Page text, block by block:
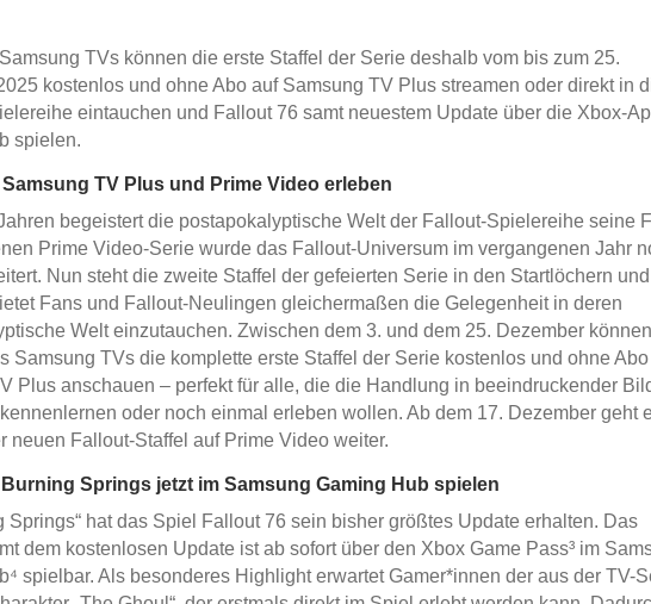
TVs können die erste Staffel der Serie deshalb vom bis zum 25.
kostenlos und ohne Abo auf Samsung TV Plus streamen oder direkt in
eintauchen und Fallout 76 samt neuestem Update über die Xbox-
spielen.
TV Plus und Prime Video erleben
begeistert die postapokalyptische Welt der Fallout-Spielereihe seine
Prime Video-Serie wurde das Fallout-Universum im vergangenen Jahr
Nun steht die zweite Staffel der gefeierten Serie in den Startlöchern und
Fans und Fallout-Neulingen gleichermaßen die Gelegenheit in deren
Welt einzutauchen. Zwischen dem 3. und dem 25. Dezember können
Samsung TVs die komplette erste Staffel der Serie kostenlos und ohne
Plus anschauen – perfekt für alle, die die Handlung in beeindruckender
oder noch einmal erleben wollen. Ab dem 17. Dezember geht
neuen Fallout-Staffel auf Prime Video weiter.
Burning Springs jetzt im Samsung Gaming Hub spielen
Springs“ hat das Spiel Fallout 76 sein bisher größtes Update erhalten. Das
dem kostenlosen Update ist ab sofort über den Xbox Game Pass³ im
spielbar. Als besonderes Highlight erwartet Gamer*innen der aus der TV-